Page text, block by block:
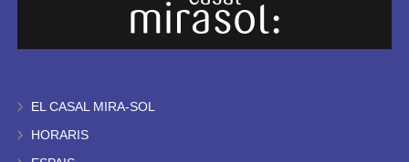
EL CASAL MIRA-SOL
HORARIS